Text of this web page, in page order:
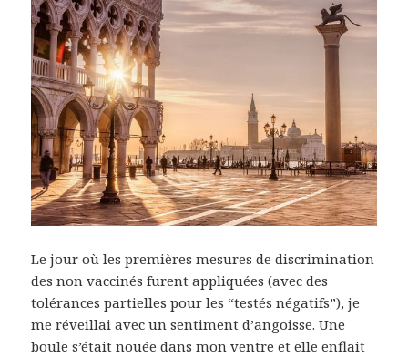
Le jour où les premières mesures de discrimination
des non vaccinés furent appliquées (avec des
tolérances partielles pour les “testés négatifs”), je
me réveillai avec un sentiment d’angoisse. Une
boule s’était nouée dans mon ventre et elle enflait